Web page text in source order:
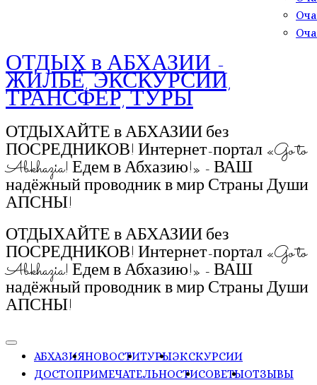
ОТДЫХ в АБХАЗИИ -
ЖИЛЬЁ, ЭКСКУРСИИ,
ТРАНСФЕР, ТУРЫ
ОТДЫХАЙТЕ в АБХАЗИИ без
ПОСРЕДНИКОВ! Интернет-портал «Go to
Abkhazia! Едем в Абхазию!» - ВАШ
надёжный проводник в мир Страны Души
АПСНЫ!
ОТДЫХАЙТЕ в АБХАЗИИ без
ПОСРЕДНИКОВ! Интернет-портал «Go to
Abkhazia! Едем в Абхазию!» - ВАШ
надёжный проводник в мир Страны Души
АПСНЫ!
АБХАЗИЯНОВОСТИТУРЫЭКСКУРСИИ
ДОСТОПРИМЕЧАТЕЛЬНОСТИСОВЕТЫОТЗЫВЫ